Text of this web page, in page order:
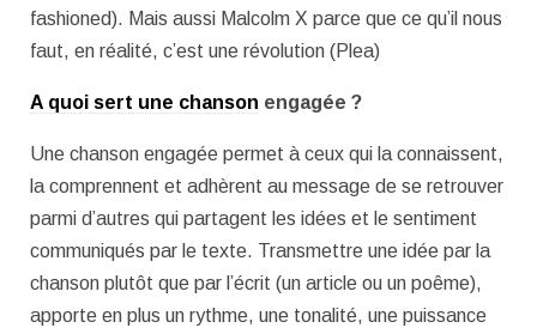
fashioned). Mais aussi Malcolm X parce que ce qu’il nous
faut, en réalité, c’est une révolution (Plea)
A quoi sert une chanson engagée ?
Une chanson engagée permet à ceux qui la connaissent,
la comprennent et adhèrent au message de se retrouver
parmi d’autres qui partagent les idées et le sentiment
communiqués par le texte. Transmettre une idée par la
chanson plutôt que par l’écrit (un article ou un poême),
apporte en plus un rythme, une tonalité, une puissance